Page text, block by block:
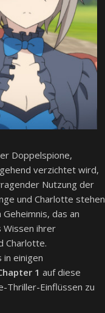
Doppelspione,
verzichtet wird,
Nutzung der
und Charlotte stehen
das an
Wissen ihrer
Charlotte.
einigen
1 auf diese
Thriller-Einflüssen zu